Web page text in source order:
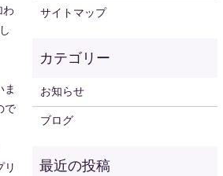
わ
ま
で
リ
サイトマップ
お知らせ
ブログ